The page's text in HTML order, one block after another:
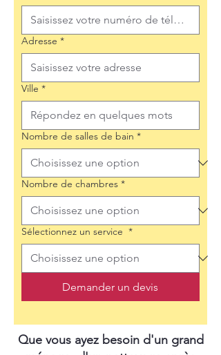
Adresse *
Ville *
Nombre de salles de bain *
Nombre de chambres *
Sélectionnez un service *
Demander un devis
Que vous ayez besoin d'un grand